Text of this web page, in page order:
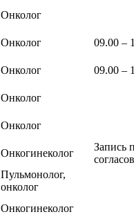
Онколог
Онколог 09.00 –
Онколог 09.00 –
Онколог
Онколог
Онкогинеколог
Запись
Пульмонолог,
онколог
Онкогинеколог